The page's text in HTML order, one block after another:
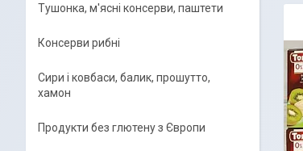
Тушонка, м'ясні консерви, паштети
Консерви рибні
Сири і ковбаси, балик, прошутто,
хамон
Продукти без глютену з Європи